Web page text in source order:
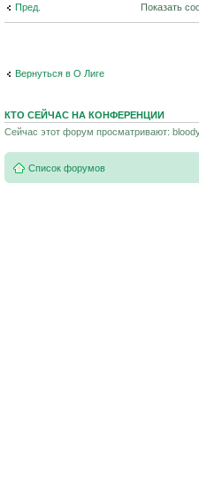
Пред. Показать
Вернуться в О Лиге
КТО СЕЙЧАС НА КОНФЕРЕНЦИИ
Сейчас этот форум просматривают:
Список форумов